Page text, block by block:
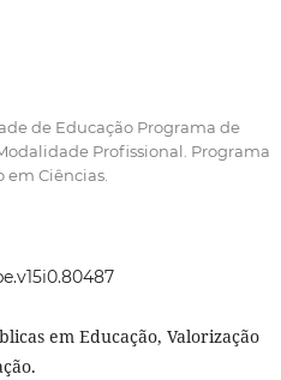
de Educação Programa de
Profissional. Programa
em Ciências.
em Educação, Valorização